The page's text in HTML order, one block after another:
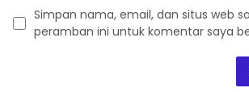
Simpan nama, email, dan situs web
peramban ini untuk komentar saya